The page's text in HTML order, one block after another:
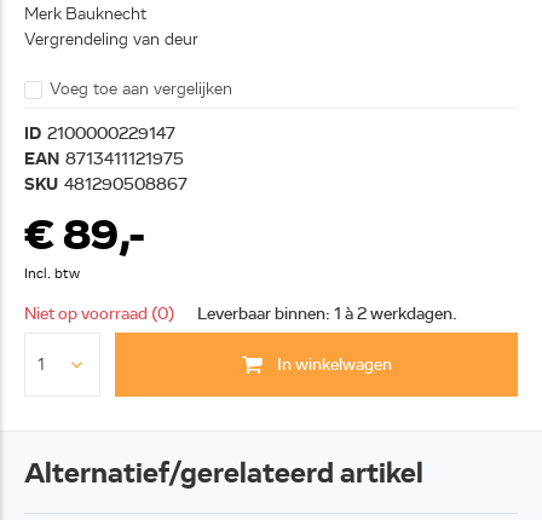
Merk Bauknecht
Vergrendeling van deur
Voeg toe aan vergelijken
ID 2100000229147
EAN 8713411121975
SKU 481290508867
€ 89,-
Incl. btw
Niet op voorraad (0) Leverbaar binnen: 1 à 2 werkdagen.
In winkelwagen
Alternatief/gerelateerd artikel